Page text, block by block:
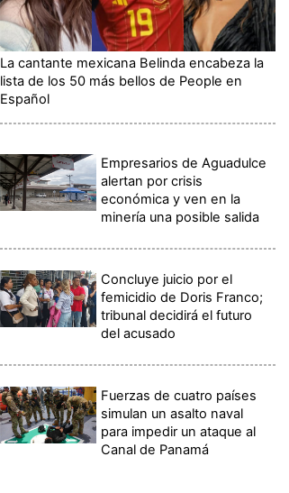
La cantante mexicana Belinda encabeza la
lista de los 50 más bellos de People en
Español
Empresarios de Aguadulce
alertan por crisis
económica y ven en la
minería una posible salida
Concluye juicio por el
femicidio de Doris Franco;
tribunal decidirá el futuro
del acusado
Fuerzas de cuatro países
simulan un asalto naval
para impedir un ataque al
Canal de Panamá